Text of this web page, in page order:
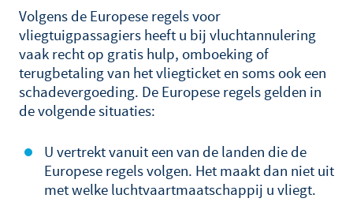
Volgens de Europese regels voor
vliegtuigpassagiers heeft u bij vluchtannulering
vaak recht op gratis hulp, omboeking of
terugbetaling van het vliegticket en soms ook een
schadevergoeding. De Europese regels gelden in
de volgende situaties:
U vertrekt vanuit een van de landen die de
Europese regels volgen. Het maakt dan niet uit
met welke luchtvaartmaatschappij u vliegt.